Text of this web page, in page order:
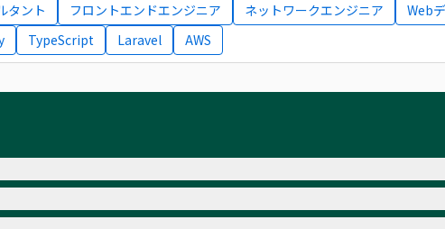
タント フロントエンドエンジニア ネットワークエンジニア Web
TypeScript Laravel AWS